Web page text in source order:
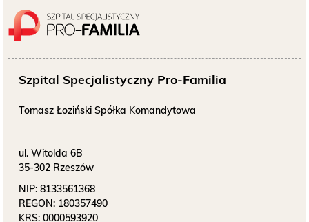
Przyjęcie do szpitala
Szpital Specjalistyczny Pro-Familia
Tomasz Łoziński Spółka Komandytowa
ul. Witolda 6B
35-302 Rzeszów
NIP: 8133561368
REGON: 180357490
KRS: 0000593920